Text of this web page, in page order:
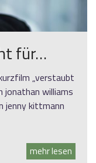
für…
„verstaubt
jonathan williams
jenny kittmann
mehr lesen